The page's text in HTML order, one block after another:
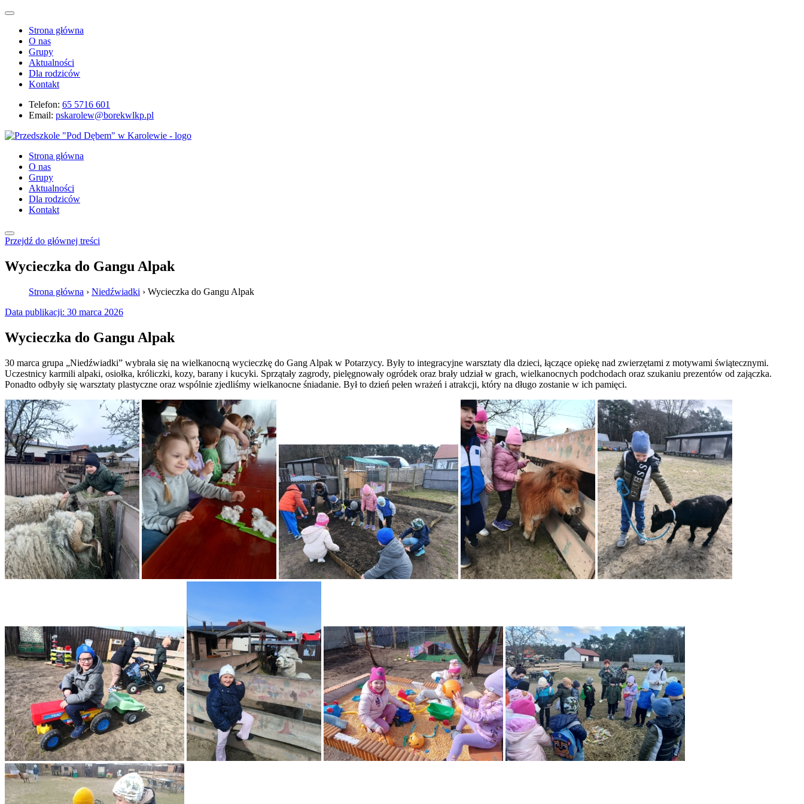
Strona główna
O nas
Grupy
Aktualności
Dla rodziców
Kontakt
Telefon: 65 5716 601
Email: pskarolew@borekwlkp.pl
Strona główna
O nas
Grupy
Aktualności
Dla rodziców
Kontakt
Przejdź do głównej treści
Wycieczka do Gangu Alpak
Strona główna › Niedźwiadki › Wycieczka do Gangu Alpak
Data publikacji: 30 marca 2026
Wycieczka do Gangu Alpak
30 marca grupa „Niedźwiadki” wybrała się na wielkanocną wycieczkę do Gang Alpak w Potarzycy. Były to integracyjne warsztaty dla dzieci, łączące opiekę nad zwierzętami z motywami świątecznymi.
Uczestnicy karmili alpaki, osiołka, króliczki, kozy, barany i kucyki. Sprzątały zagrody, pielęgnowały ogródek oraz brały udział w grach, wielkanocnych podchodach oraz szukaniu prezentów od zajączka.
Ponadto odbyły się warsztaty plastyczne oraz wspólnie zjedliśmy wielkanocne śniadanie. Był to dzień pełen wrażeń i atrakcji, który na długo zostanie w ich pamięci.